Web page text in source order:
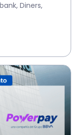
Diners,